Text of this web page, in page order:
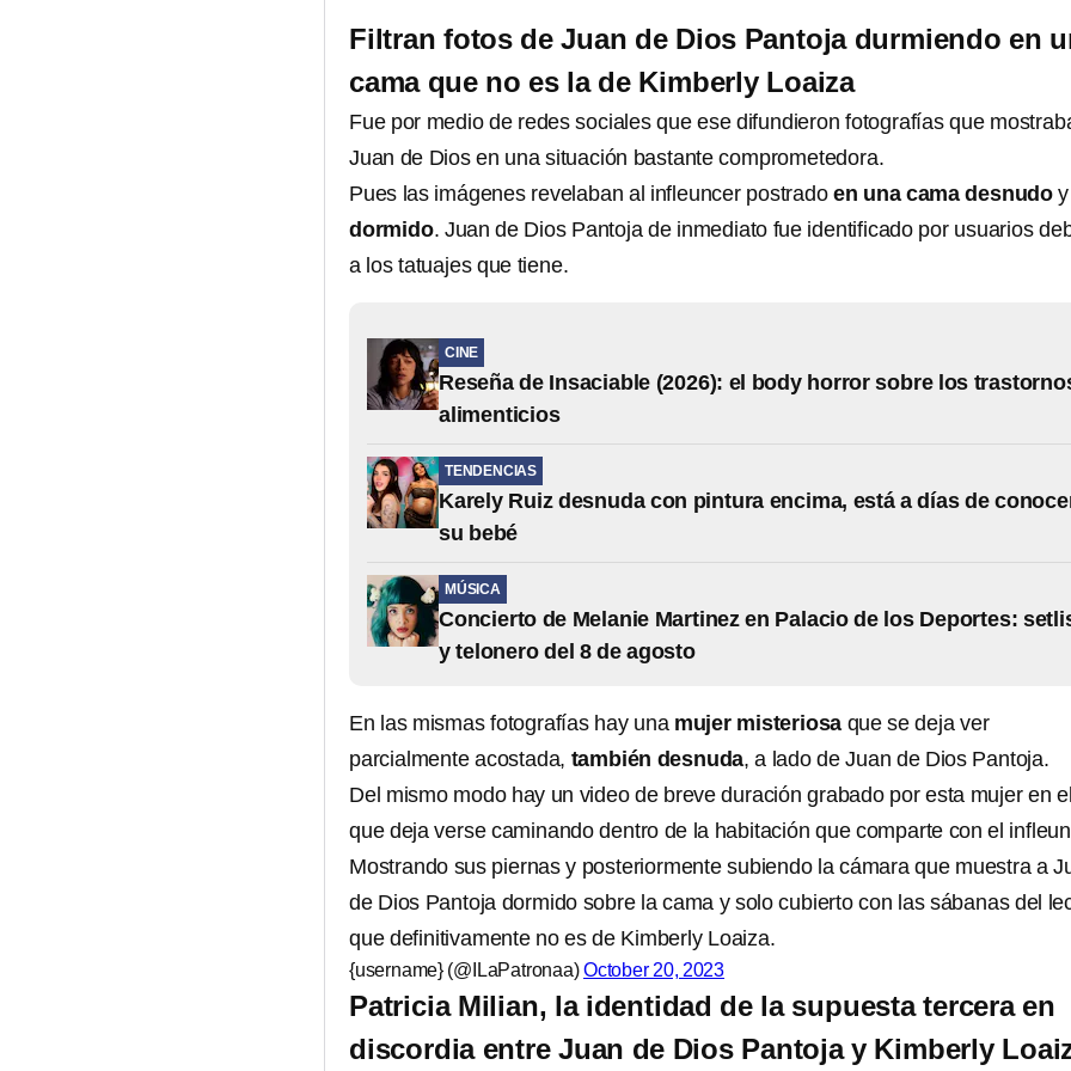
Filtran fotos de Juan de Dios Pantoja durmiendo en
cama que no es la de Kimberly Loaiza
Fue por medio de redes sociales que ese difundieron fotografías que
Juan de Dios en una situación bastante comprometedora.
Pues las imágenes revelaban al infleuncer postrado en una cama desnudo y
dormido. Juan de Dios Pantoja de inmediato fue identificado por usuarios
a los tatuajes que tiene.
CINE
Reseña de Insaciable (2026): el body horror sobre los
alimenticios
TENDENCIAS
Karely Ruiz desnuda con pintura encima, está a días de
su bebé
MÚSICA
Concierto de Melanie Martinez en Palacio de los Deportes:
y telonero del 8 de agosto
En las mismas fotografías hay una mujer misteriosa que se deja ver
parcialmente acostada, también desnuda, a lado de Juan de Dios Pantoja.
Del mismo modo hay un video de breve duración grabado por esta mujer en el
que deja verse caminando dentro de la habitación que comparte con el
Mostrando sus piernas y posteriormente subiendo la cámara que muestra a
de Dios Pantoja dormido sobre la cama y solo cubierto con las sábanas del
que definitivamente no es de Kimberly Loaiza.
{username} (@ILaPatronaa)October 20, 2023
Patricia Milian, la identidad de la supuesta tercera en
discordia entre Juan de Dios Pantoja y Kimberly